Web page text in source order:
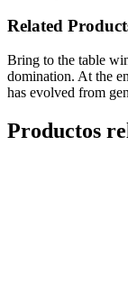
Related
Bring to the table
domination. At the
has evolved from
Productos